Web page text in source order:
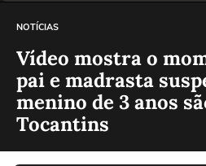
NOTÍCIAS
Vídeo mostra o
pai e madrasta
menino de 3 anos
Tocantins